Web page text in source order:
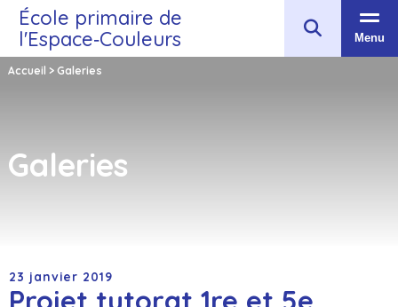
École primaire de
l'Espace‑Couleurs
Menu
Accueil > Galeries
Galeries
23 janvier 2019